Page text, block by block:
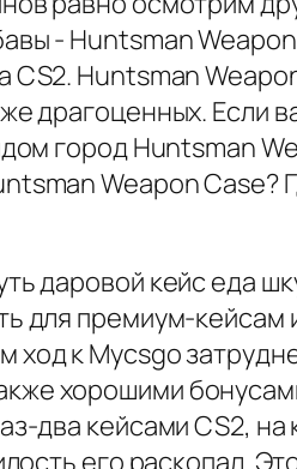
- Huntsman
Huntsman
драгоценных. Если
город Huntsman
Weapon Case?
даровой кейс еда
для премиум-кейсам
ход к Mycsgo
хорошими
два кейсами CS2, на